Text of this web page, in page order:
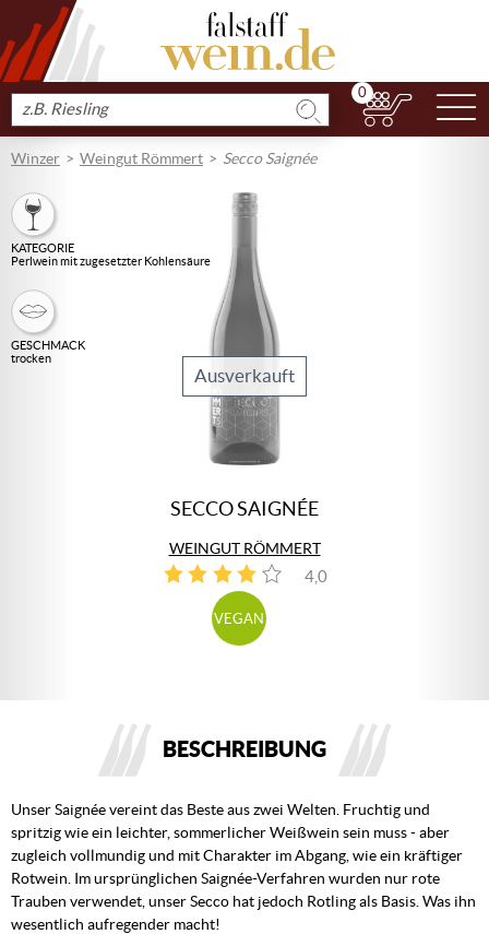
Produkt
suchen
0
Winzer Weingut Römmert Secco Saignée
KATEGORIE
Perlwein mit zugesetzter Kohlensäure
GESCHMACK
trocken
Ausverkauft
SECCO SAIGNÉE
WEINGUT RÖMMERT
4,0
1
VEGAN
BESCHREIBUNG
Unser Saignée vereint das Beste aus zwei Welten. Fruchtig und
spritzig wie ein leichter, sommerlicher Weißwein sein muss - aber
zugleich vollmundig und mit Charakter im Abgang, wie ein kräftiger
Rotwein. Im ursprünglichen Saignée-Verfahren wurden nur rote
Trauben verwendet, unser Secco hat jedoch Rotling als Basis. Was ihn
wesentlich aufregender macht!